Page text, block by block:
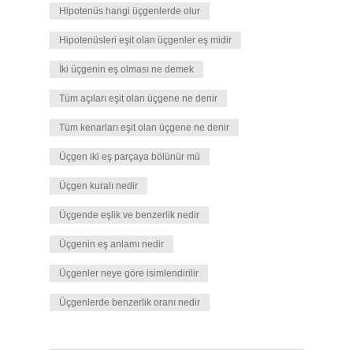
Hipotenüs hangi üçgenlerde olur
Hipotenüsleri eşit olan üçgenler eş midir
İki üçgenin eş olması ne demek
Tüm açıları eşit olan üçgene ne denir
Tüm kenarları eşit olan üçgene ne denir
Üçgen iki eş parçaya bölünür mü
Üçgen kuralı nedir
Üçgende eşlik ve benzerlik nedir
Üçgenin eş anlamı nedir
Üçgenler neye göre isimlendirilir
Üçgenlerde benzerlik oranı nedir